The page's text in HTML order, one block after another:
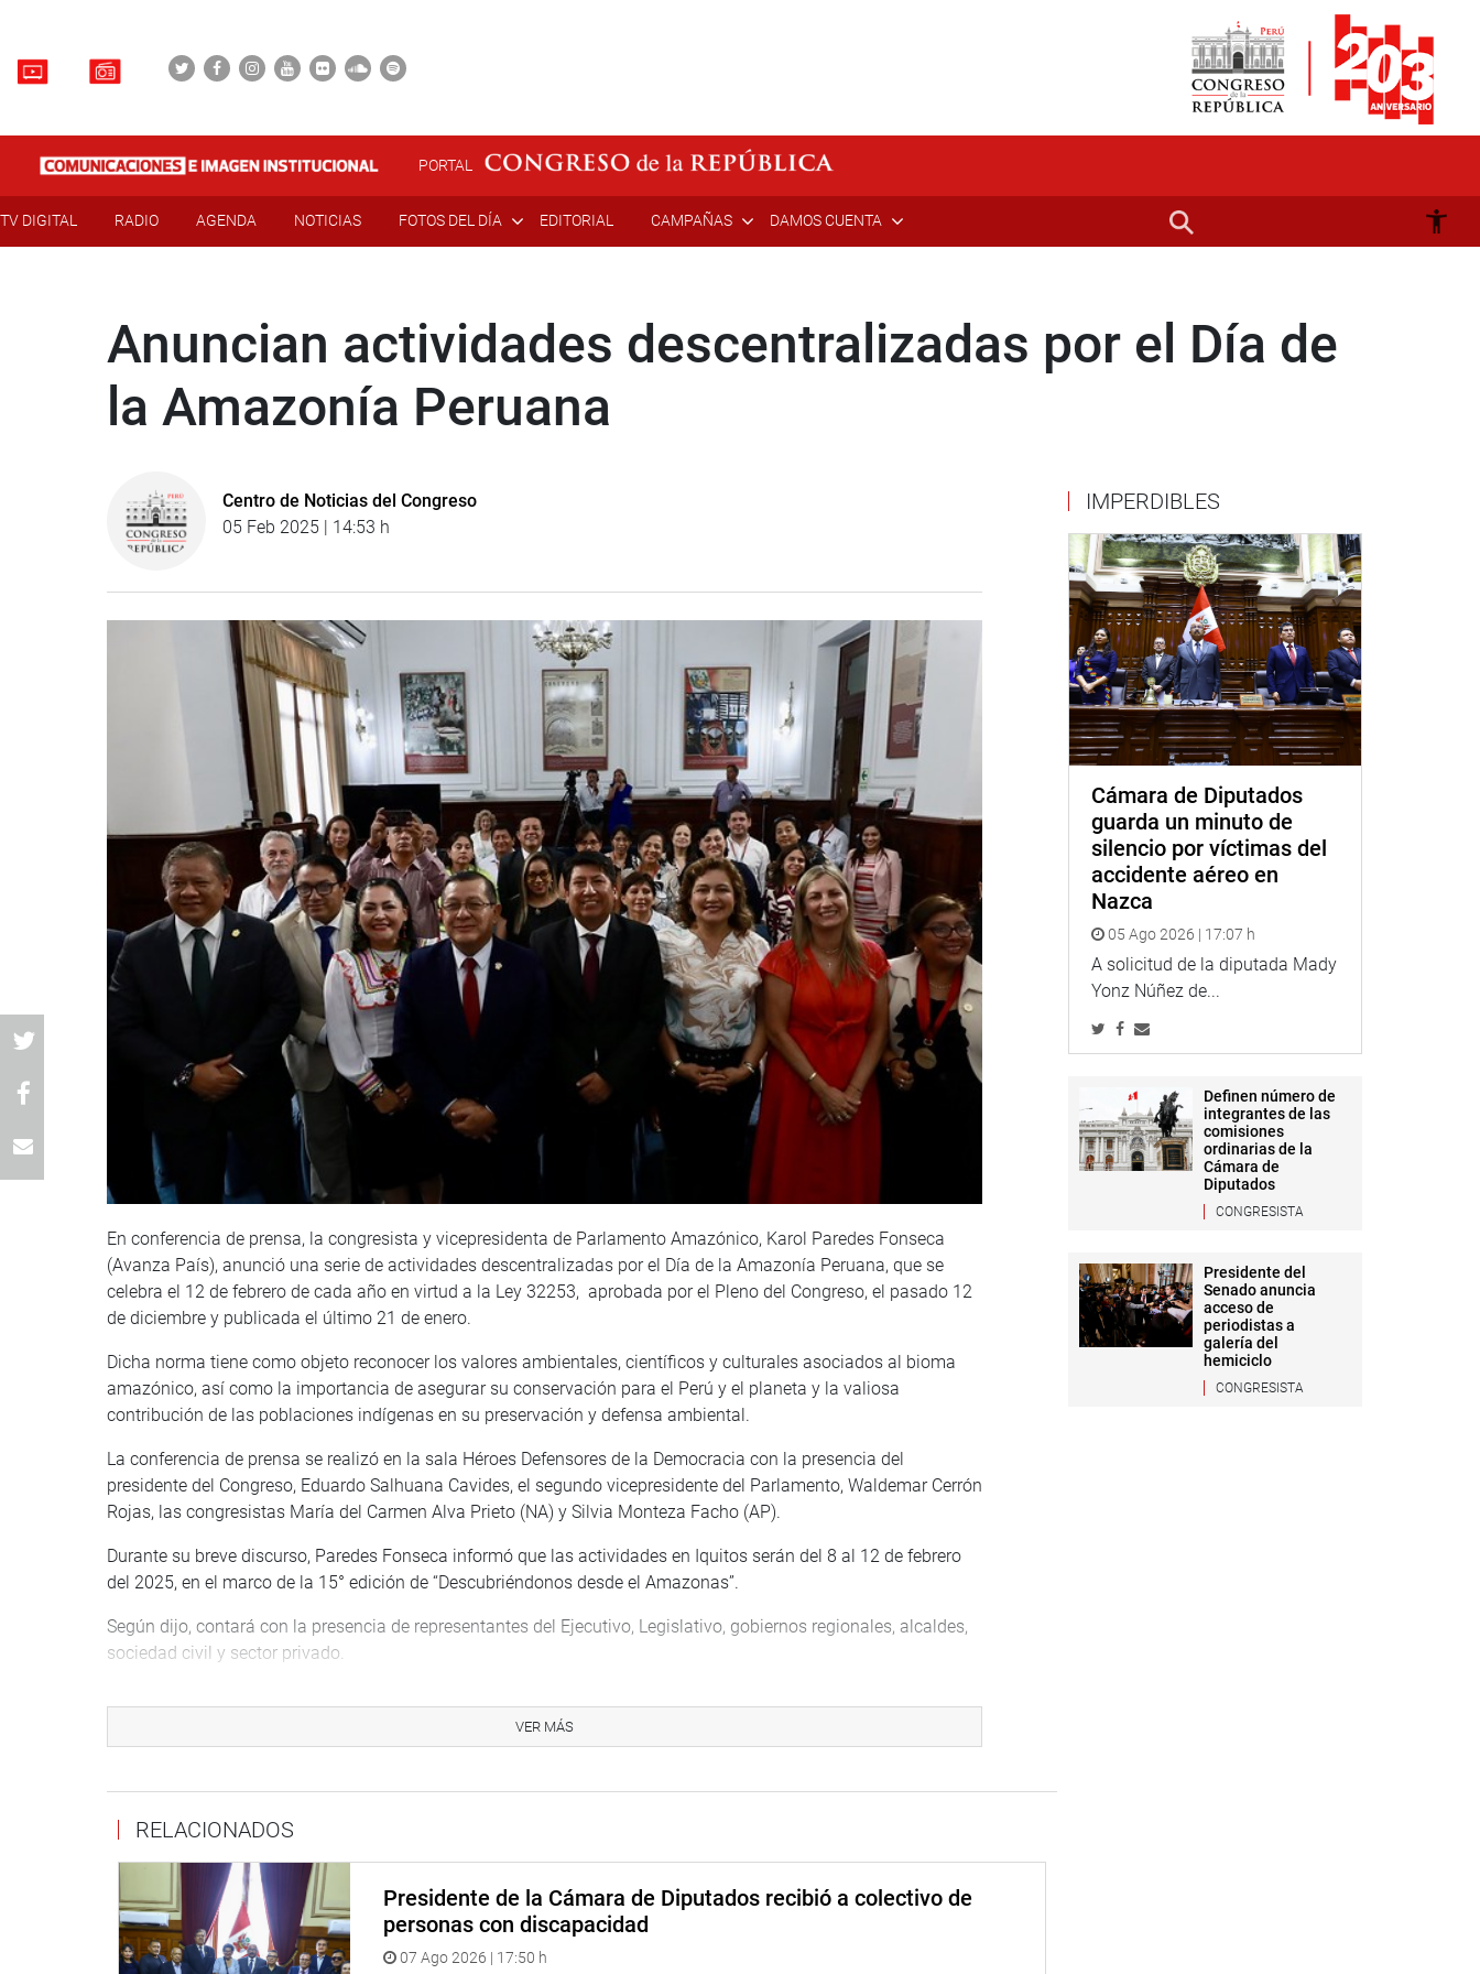
PORTAL
TV DIGITAL RADIO AGENDA NOTICIAS FOTOS DEL DÍA EDITORIAL CAMPAÑAS DAMOS CUENTA
Anuncian actividades descentralizadas por el Día de
la Amazonía Peruana
Centro de Noticias del Congreso
05 Feb 2025 | 14:53 h
En conferencia de prensa, la congresista y vicepresidenta de Parlamento Amazónico, Karol Paredes Fonseca
(Avanza País), anunció una serie de actividades descentralizadas por el Día de la Amazonía Peruana, que se
celebra el 12 de febrero de cada año en virtud a la Ley 32253, aprobada por el Pleno del Congreso, el pasado 12
de diciembre y publicada el último 21 de enero.
Dicha norma tiene como objeto reconocer los valores ambientales, científicos y culturales asociados al bioma
amazónico, así como la importancia de asegurar su conservación para el Perú y el planeta y la valiosa
contribución de las poblaciones indígenas en su preservación y defensa ambiental.
La conferencia de prensa se realizó en la sala Héroes Defensores de la Democracia con la presencia del
presidente del Congreso, Eduardo Salhuana Cavides, el segundo vicepresidente del Parlamento, Waldemar Cerrón
Rojas, las congresistas María del Carmen Alva Prieto (NA) y Silvia Monteza Facho (AP).
Durante su breve discurso, Paredes Fonseca informó que las actividades en Iquitos serán del 8 al 12 de febrero
del 2025, en el marco de la 15° edición de “Descubriéndonos desde el Amazonas”.
Según dijo, contará con la presencia de representantes del Ejecutivo, Legislativo, gobiernos regionales, alcaldes,
sociedad civil y sector privado.
cultural. Este evento busca reconocer los valores ambientales, científicos y culturales del bioma amazónico”,
expresó, según detalló la congresista Paredes Fonseca.
Destacó la promulgación de la Ley 32253, que busca viabilizar la Amazonía y fortalecer el compromiso del
Estado y la ciudadanía con su desarrollo sostenible.
“La Amazonía es clave para la identidad y el futuro del Perú y con esta ley, reiteramos nuestro deber de
preservarla y promover su desarrollo con respeto a sus comunidades y su biodiversidad”, señaló.
Por su parte, el presidente del Congreso, Eduardo Salhuana Cavides, dijo que un déficit en la Amazonía es la
unidad y que son los sectores menos favorecidos por el Estado. “Todos sabemos que la Amazonía tiene que
VER MÁS
RELACIONADOS
Presidente de la Cámara de Diputados recibió a colectivo de
personas con discapacidad
07 Ago 2026 | 17:50 h
IMPERDIBLES
Cámara de Diputados
guarda un minuto de
silencio por víctimas del
accidente aéreo en
Nazca
05 Ago 2026 | 17:07 h
A solicitud de la diputada Mady
Yonz Núñez de...
Definen número de
integrantes de las
comisiones
ordinarias de la
Cámara de
Diputados
CONGRESISTA
Presidente del
Senado anuncia
acceso de
periodistas a
galería del
hemiciclo
CONGRESISTA